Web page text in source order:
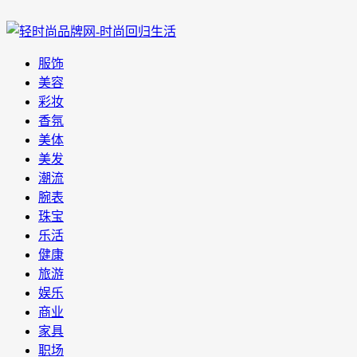
服饰
美容
彩妆
香氛
美体
美发
潮流
腕表
珠宝
乐活
健康
旅游
娱乐
商业
家具
职场